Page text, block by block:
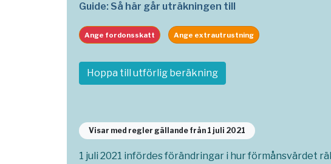
Guide: Så här går uträkningen till
Ange fordonsskatt Ange extrautrustning
Hoppa till utförlig beräkning
Visar med regler gällande från 1 juli 2021
1 juli 2021 infördes förändringar i hur förmånsvärdet